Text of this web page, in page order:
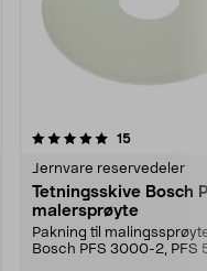
15anmeldelser
Jernvare reservedeler
Tetningsskive Bosch
malersprøyte
Pakning til
Bosch PFS 3000-2, PFS
4.5 av 5 stjerner